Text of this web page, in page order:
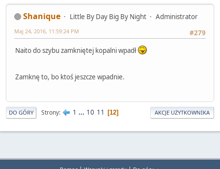
Shanique Little By Day Big By Night
Administrator
#279
Maj 24, 2016, 11:59:24 PM
Naito do szybu zamkniętej kopalni wpadł
Zamknę to, bo ktoś jeszcze wpadnie.
DO GÓRY Strony 1 ... 10 11 12 AKCJE UŻYTKOWNIKA